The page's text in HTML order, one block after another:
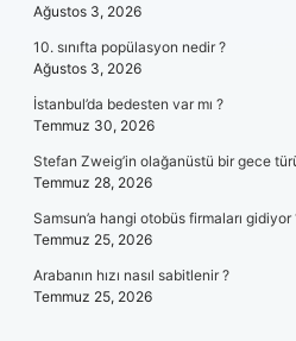
Ağustos 3, 2026
10. sınıfta popülasyon nedir ?
Ağustos 3, 2026
İstanbul’da bedesten var mı ?
Temmuz 30, 2026
Stefan Zweig’in olağanüstü bir gece
Temmuz 28, 2026
Samsun’a hangi otobüs firmaları gidiyor
Temmuz 25, 2026
Arabanın hızı nasıl sabitlenir ?
Temmuz 25, 2026